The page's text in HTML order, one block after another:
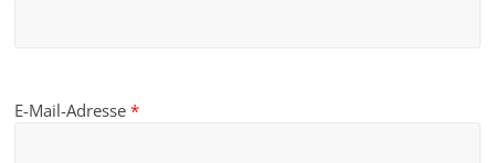
E-Mail-Adresse*